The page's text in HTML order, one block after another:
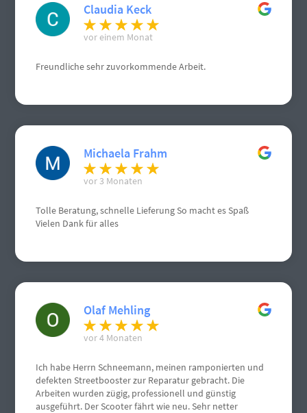
Claudia Keck
vor einem Monat
Freundliche sehr zuvorkommende Arbeit.
Michaela Frahm
vor 3 Monaten
Tolle Beratung, schnelle Lieferung So macht es Spaß
Vielen Dank für alles
Olaf Mehling
vor 4 Monaten
Ich habe Herrn Schneemann, meinen ramponierten und
defekten Streetbooster zur Reparatur gebracht. Die
Arbeiten wurden zügig, professionell und günstig
ausgeführt. Der Scooter fährt wie neu. Sehr netter